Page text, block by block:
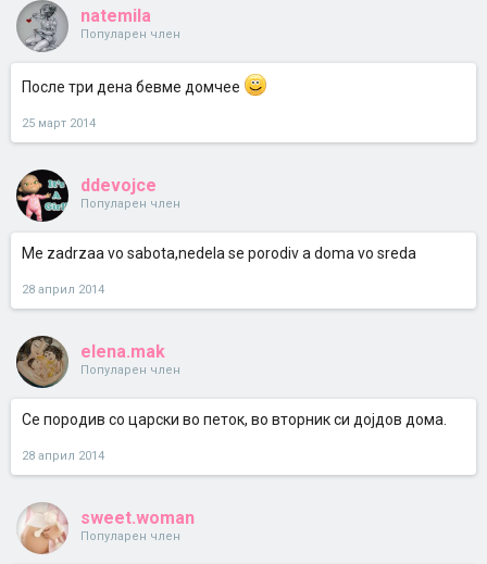
natemila
Популарен член
После три дена бевме домчее
25 март 2014
ddevojce
Популарен член
Me zadrzaa vo sabota,nedela se porodiv a doma vo sreda
28 април 2014
elena.mak
Популарен член
Се породив со царски во петок, во вторник си дојдов дома.
28 април 2014
sweet.woman
Популарен член